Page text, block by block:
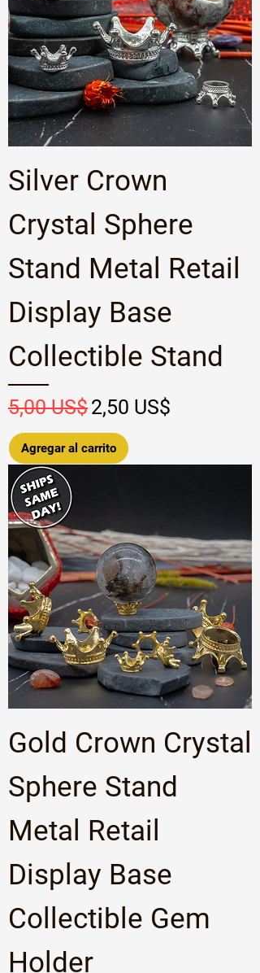
Silver Crown
Crystal Sphere
Stand Metal Retail
Display Base
Collectible Stand
Precio
5,00 US$Precio de oferta
2,50 US$
Agregar al carrito
Gold Crown Crystal
Sphere Stand
Metal Retail
Display Base
Collectible Gem
Holder